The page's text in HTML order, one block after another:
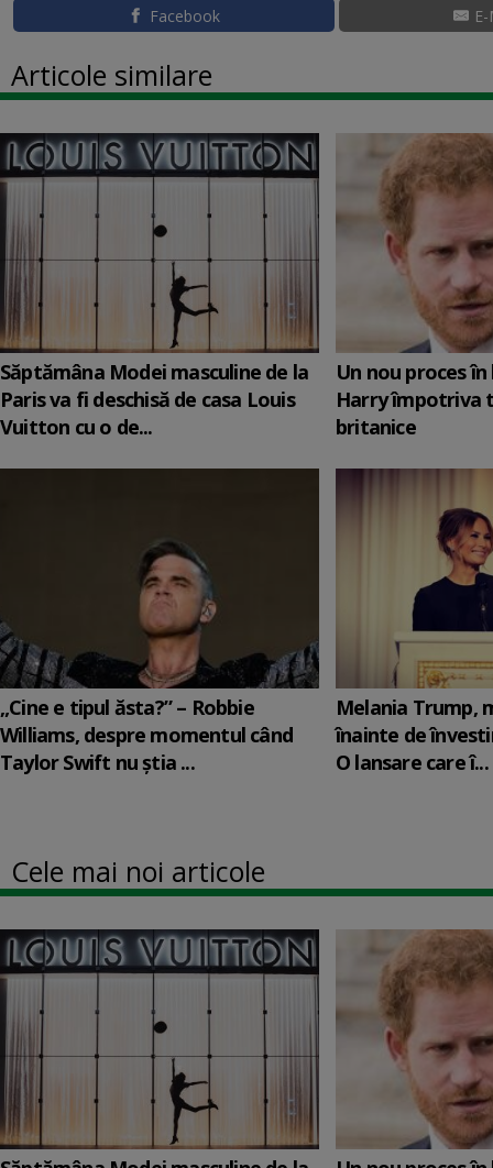
Facebook
Articole similare
Săptămâna Modei masculine de la
Paris va fi deschisă de casa Louis
Vuitton cu o de...
Un nou proces
Harry împotriva
britanice
„Cine e tipul ăsta?” – Robbie
Williams, despre momentul când
Taylor Swift nu știa ...
Melania Trump,
înainte de
O lansare care î...
Cele mai noi articole